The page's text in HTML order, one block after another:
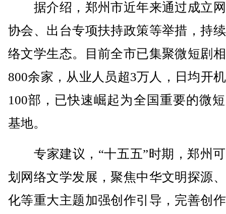
据介绍，郑州市近年来通过成立
协会、出台专项扶持政策等举措，持
络文学生态。目前全市已集聚微短剧
800余家，从业人员超3万人，日均开
100部，已快速崛起为全国重要的微
基地。
专家建议，“十五五”时期，郑州
划网络文学发展，聚焦中华文明探源
化等重大主题加强创作引导，完善创